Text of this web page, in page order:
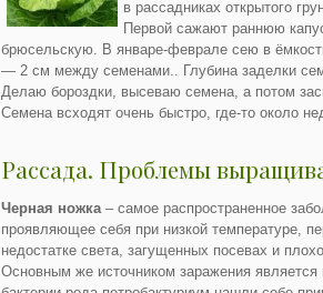
в рассадниках открытого
Первой сажают раннюю
брюсельскую. В январе-феврале сею в
— 2 см между семенами.. Глубина заделки
Делаю бороздки, высеваю семена, а потом
Семена всходят очень быстро, где-то около
Рассада. Проблемы
Черная ножка– самое распространенное
проявляющее себя при низкой температуре,
недостатке света, загущенных посевах и
Основным же источником заражения является